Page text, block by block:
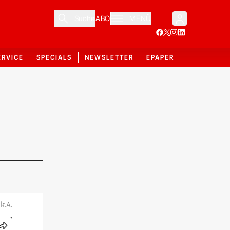
ABO
SPECIALS NEWSLETTER EPAPER
k.A.